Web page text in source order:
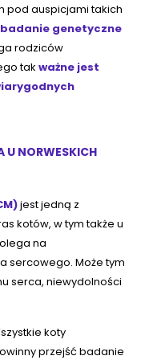
pod auspicjami takich
badanie genetyczne
rodziców
tak ważne jest
U NORWESKICH
jest jedną z
kotów, w tym także u
na
sercowego. Może tym
serca, niewydolności
koty
przejść badanie